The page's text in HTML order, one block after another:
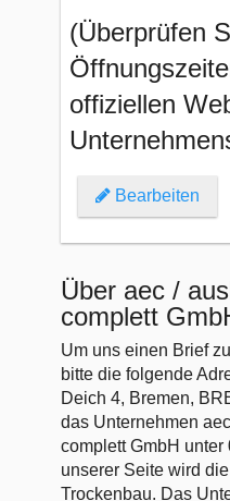
(Überprüfen
offiziellen
Bearbeiten
Über aec /
complett
Um uns einen Brief
bitte die folgende
Deich 4, Bremen,
das Unternehmen
complett GmbH unter
unserer Seite wird
Trockenbau. Das